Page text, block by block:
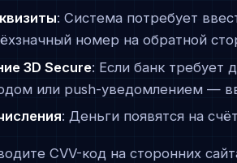
: Система потребует
номер на обратной
3D Secure: Если банк требует
или push-уведомлением —
: Деньги появятся на
CVV-код на сторонних